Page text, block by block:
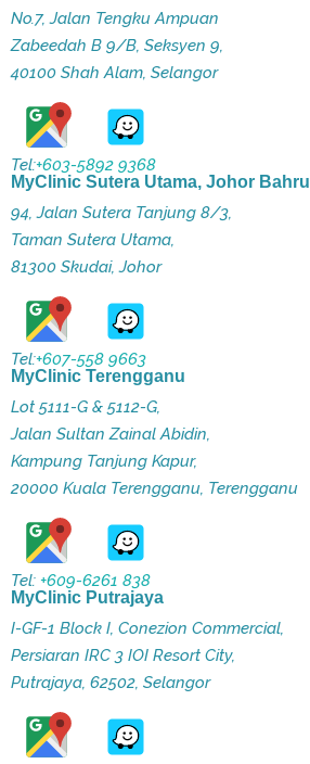
No.7, Jalan Tengku Ampuan
Zabeedah B 9/B, Seksyen 9,
40100 Shah Alam, Selangor
Tel:+603-5892 9368
MyClinic Sutera Utama, Johor Bahru
94, Jalan Sutera Tanjung 8/3,
Taman Sutera Utama,
81300 Skudai, Johor
Tel:+607-558 9663
MyClinic Terengganu
Lot 5111-G & 5112-G,
Jalan Sultan Zainal Abidin,
Kampung Tanjung Kapur,
20000 Kuala Terengganu, Terengganu
Tel: +609-6261 838
MyClinic Putrajaya
I-GF-1 Block I, Conezion Commercial,
Persiaran IRC 3 IOI Resort City,
Putrajaya, 62502, Selangor